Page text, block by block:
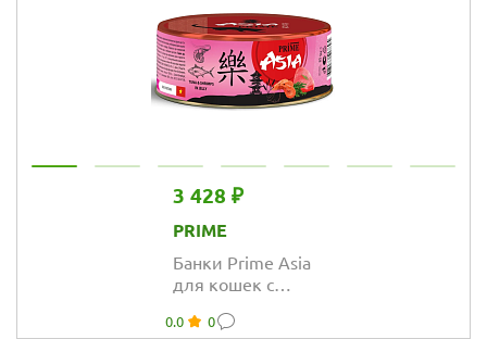
3 428 ₽
PRIME
Банки Prime Asia
для кошек с
креветки в желе
0.0 0